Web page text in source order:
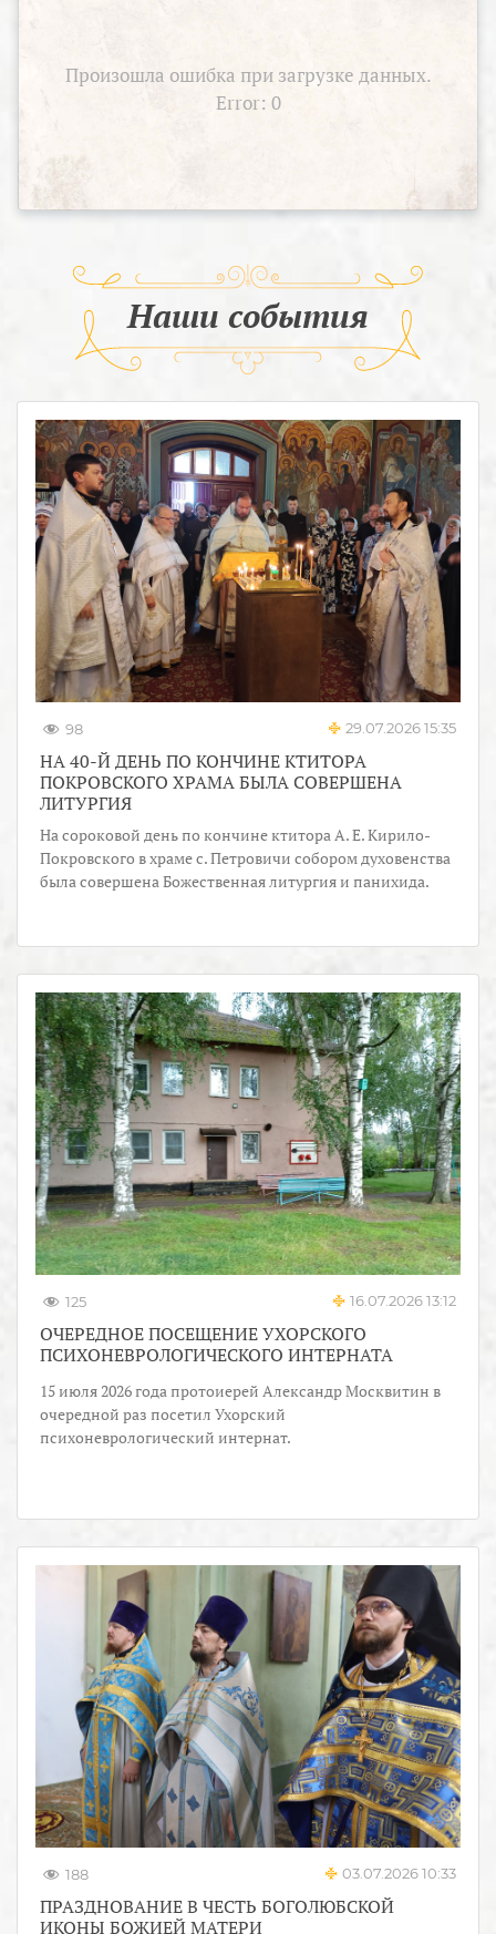
Произошла ошибка при загрузке данных.
Error: 0
Наши события
98 29.07.2026 15:35
НА 40-Й ДЕНЬ ПО КОНЧИНЕ КТИТОРА
ПОКРОВСКОГО ХРАМА БЫЛА СОВЕРШЕНА
ЛИТУРГИЯ
На сороковой день по кончине ктитора А. Е. Кирило-
Покровского в храме с. Петровичи собором духовенства
была совершена Божественная литургия и панихида.
125 16.07.2026 13:12
ОЧЕРЕДНОЕ ПОСЕЩЕНИЕ УХОРСКОГО
ПСИХОНЕВРОЛОГИЧЕСКОГО ИНТЕРНАТА
15 июля 2026 года протоиерей Александр Москвитин в
очередной раз посетил Ухорский
психоневрологический интернат.
188 03.07.2026 10:33
ПРАЗДНОВАНИЕ В ЧЕСТЬ БОГОЛЮБСКОЙ
ИКОНЫ БОЖИЕЙ МАТЕРИ